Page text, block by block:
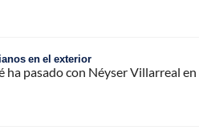
en el exterior
ha pasado con Néyser Villarreal